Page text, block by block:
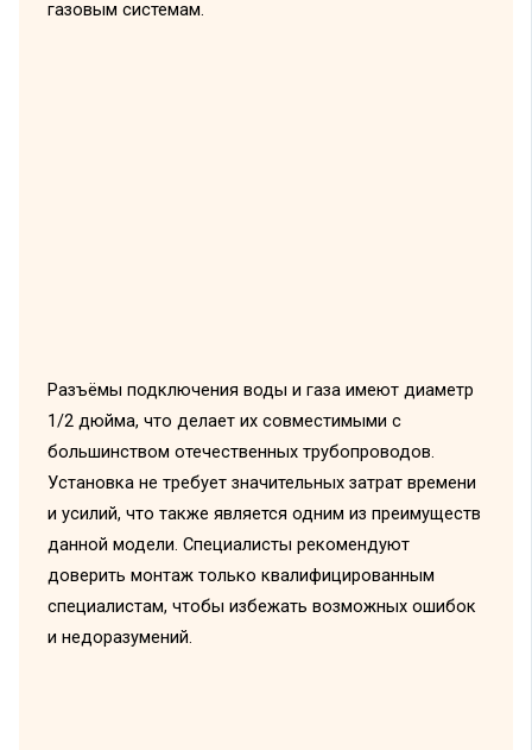
газовым системам.
Разъёмы подключения воды и газа имеют диаметр
1/2 дюйма, что делает их совместимыми с
большинством отечественных трубопроводов.
Установка не требует значительных затрат времени
и усилий, что также является одним из преимуществ
данной модели. Специалисты рекомендуют
доверить монтаж только квалифицированным
специалистам, чтобы избежать возможных ошибок
и недоразумений.